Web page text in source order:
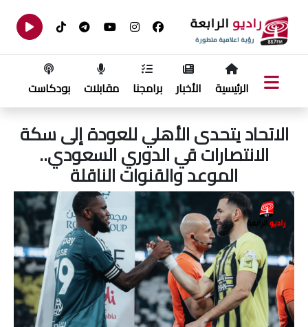
الرئيسية الأخبار برامجنا مقابلات بودكاست
الاتحاد يتحدى الأهلي للعودة إلى سكة
الانتصارات قي الدوري السعودي..
الموعد والقنوات الناقلة